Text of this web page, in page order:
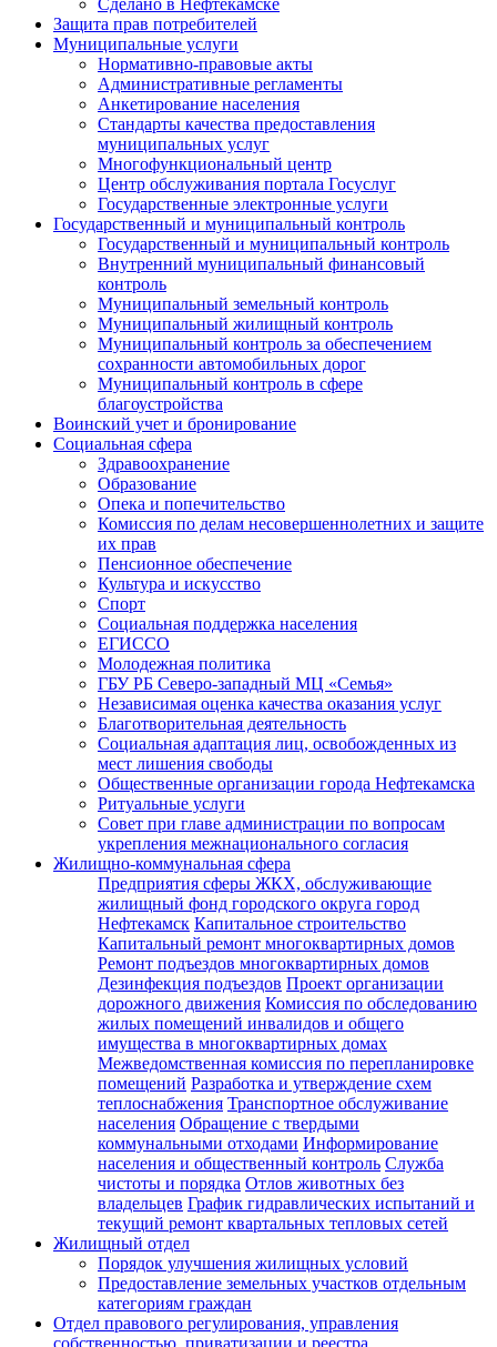
Сделано в Нефтекамске
Защита прав потребителей
Муниципальные услуги
Нормативно-правовые акты
Административные регламенты
Анкетирование населения
Стандарты качества предоставления
муниципальных услуг
Многофункциональный центр
Центр обслуживания портала Госуслуг
Государственные электронные услуги
Государственный и муниципальный контроль
Государственный и муниципальный контроль
Внутренний муниципальный финансовый
контроль
Муниципальный земельный контроль
Муниципальный жилищный контроль
Муниципальный контроль за обеспечением
сохранности автомобильных дорог
Муниципальный контроль в сфере
благоустройства
Воинский учет и бронирование
Социальная сфера
Здравоохранение
Образование
Опека и попечительство
Комиссия по делам несовершеннолетних и защите
их прав
Пенсионное обеспечение
Культура и искусство
Спорт
Социальная поддержка населения
ЕГИССО
Молодежная политика
ГБУ РБ Северо-западный МЦ «Семья»
Независимая оценка качества оказания услуг
Благотворительная деятельность
Социальная адаптация лиц, освобожденных из
мест лишения свободы
Общественные организации города Нефтекамска
Ритуальные услуги
Совет при главе администрации по вопросам
укрепления межнационального согласия
Жилищно-коммунальная сфера
Предприятия сферы ЖКХ, обслуживающие
жилищный фонд городского округа город
Нефтекамск Капитальное строительство
Капитальный ремонт многоквартирных домов
Ремонт подъездов многоквартирных домов
Дезинфекция подъездов Проект организации
дорожного движения Комиссия по обследованию
жилых помещений инвалидов и общего
имущества в многоквартирных домах
Межведомственная комиссия по перепланировке
помещений Разработка и утверждение схем
теплоснабжения Транспортное обслуживание
населения Обращение с твердыми
коммунальными отходами Информирование
населения и общественный контроль Служба
чистоты и порядка Отлов животных без
владельцев График гидравлических испытаний и
текущий ремонт квартальных тепловых сетей
Жилищный отдел
Порядок улучшения жилищных условий
Предоставление земельных участков отдельным
категориям граждан
Отдел правового регулирования, управления
собственностью, приватизации и реестра